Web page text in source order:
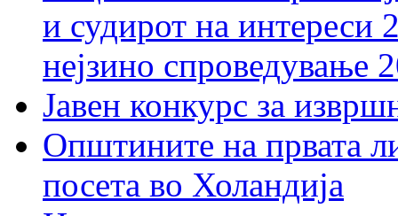
и судирот на интереси
нејзино спроведување
Јавен конкурс за
Општините на првата
посета во Холандија